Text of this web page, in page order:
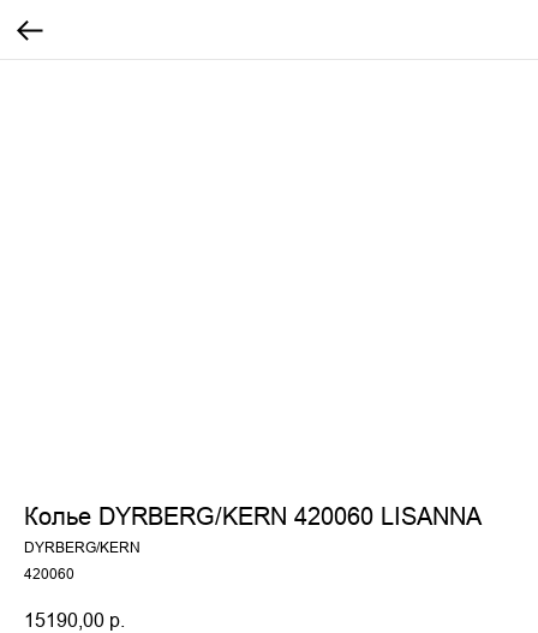
Колье DYRBERG/KERN 420060 LISANNA
DYRBERG/KERN
420060
15190,00 р.